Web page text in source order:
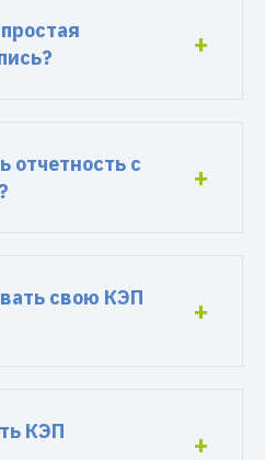
отчетность с
свою КЭП
КЭП